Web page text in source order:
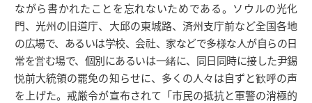
ながら書かれたことを忘れないためである。ソウルの光化
門、光州の旧道庁、大邱の東城路、済州支庁前など全国各地
の広場で、あるいは学校、会社、家などで多様な人が自らの日
常を営む場で、個別にあるいは一緒に、同日同時に接した尹錫
悦前大統領の罷免の知らせに、多くの人々は自ずと歓呼の声
を上げた。戒厳令が宣布されて「市民の抵抗と軍警の消極的